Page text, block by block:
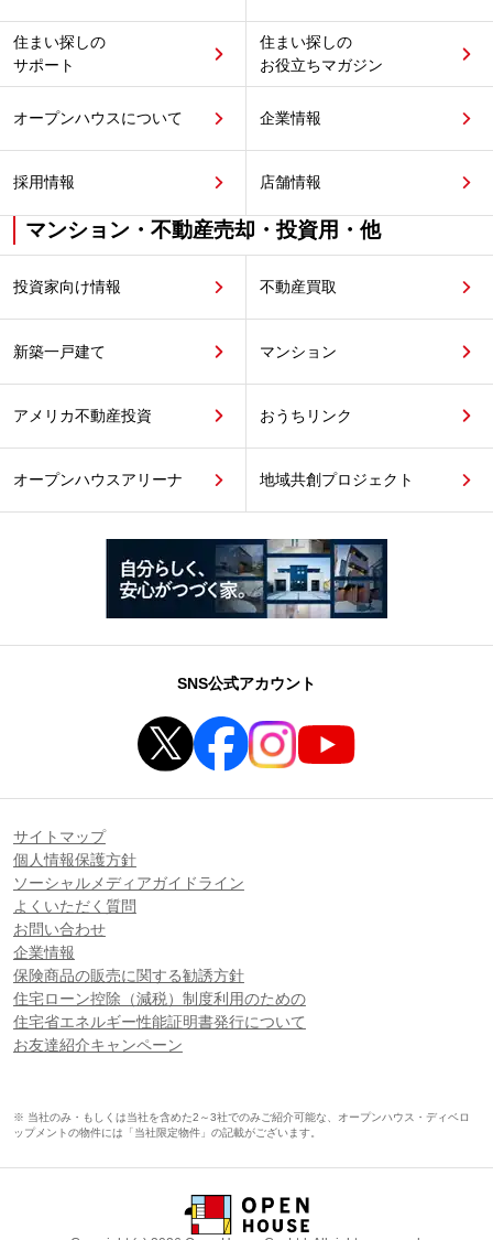
住まい探しの
サポート
住まい探しの
お役立ちマガジン
オープンハウスについて 企業情報
採用情報 店舗情報
マンション・不動産売却・投資用・他
投資家向け情報 不動産買取
新築一戸建て マンション
アメリカ不動産投資 おうちリンク
オープンハウスアリーナ 地域共創プロジェクト
SNS公式アカウント
サイトマップ
個人情報保護方針
ソーシャルメディアガイドライン
よくいただく質問
お問い合わせ
企業情報
保険商品の販売に関する勧誘方針
住宅ローン控除（減税）制度利用のための
住宅省エネルギー性能証明書発行について
お友達紹介キャンペーン
※ 当社のみ・もしくは当社を含めた2～3社でのみご紹介可能な、オープンハウス・ディベロ
ップメントの物件には「当社限定物件」の記載がございます。